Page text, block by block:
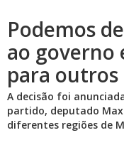
Podemos
ao governo
para
A decisão foi
partido, deputado
diferentes regiões de